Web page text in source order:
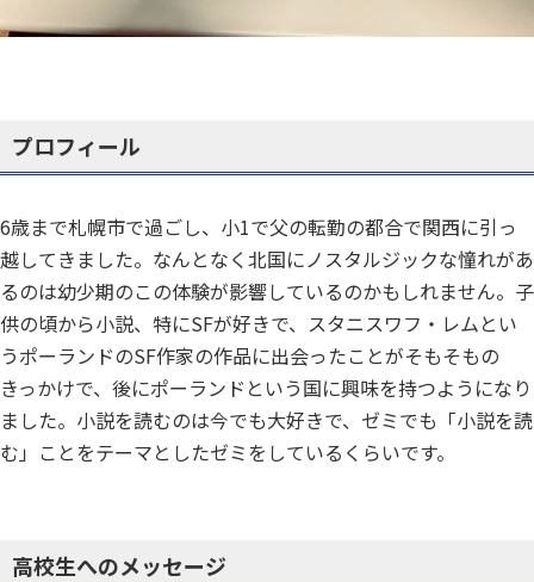
プロフィール
6歳まで札幌市で過ごし、小1で父の転勤の都合で関西に引っ
越してきました。なんとなく北国にノスタルジックな憧れがあ
るのは幼少期のこの体験が影響しているのかもしれません。子
供の頃から小説、特にSFが好きで、スタニスワフ・レムとい
うポーランドのSF作家の作品に出会ったことがそもそもの
きっかけで、後にポーランドという国に興味を持つようになり
ました。小説を読むのは今でも大好きで、ゼミでも「小説を読
む」ことをテーマとしたゼミをしているくらいです。
高校生へのメッセージ